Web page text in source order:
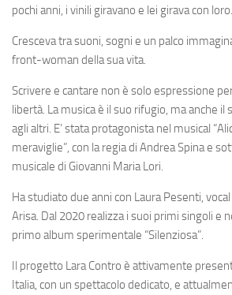
pochi anni, i vinili giravano e lei girava con loro.
Cresceva tra suoni, sogni e un palco
front-woman della sua vita.
Scrivere e cantare non è solo espressione
libertà. La musica è il suo rifugio, ma anche il
agli altri. E’ stata protagonista nel musical
meraviglie”, con la regia di Andrea Spina e
musicale di Giovanni Maria Lori.
Ha studiato due anni con Laura Pesenti,
Arisa. Dal 2020 realizza i suoi primi singoli e
primo album sperimentale “Silenziosa”.
Il progetto Lara Contro è attivamente
Italia, con un spettacolo dedicato, e